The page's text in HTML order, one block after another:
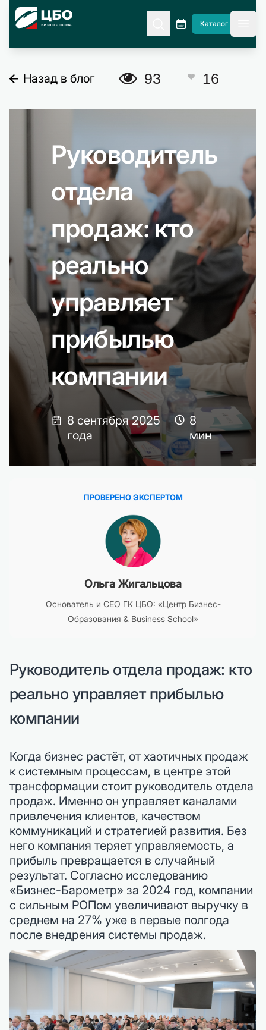
CBO
Каталог
Назад в блог A 93 C 16
Руководитель
отдела
продаж: кто
реально
управляет
прибылью
компании
8 сентября 2025
года
8
мин
ПРОВЕРЕНО ЭКСПЕРТОМ
Ольга Жигальцова
Основатель и CEO ГК ЦБО: «Центр Бизнес-
Образования & Business School»
Руководитель отдела продаж: кто
реально управляет прибылью
компании
Когда бизнес растёт, от хаотичных продаж
к системным процессам, в центре этой
трансформации стоит руководитель отдела
продаж. Именно он управляет каналами
привлечения клиентов, качеством
коммуникаций и стратегией развития. Без
него компания теряет управляемость, а
прибыль превращается в случайный
результат. Согласно исследованию
«Бизнес-Барометр» за 2024 год, компании
с сильным РОПом увеличивают выручку в
среднем на 27% уже в первые полгода
после внедрения системы продаж.